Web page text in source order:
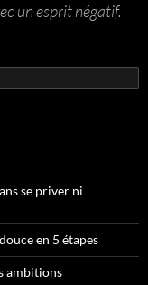
un esprit négatif.
se priver ni
en 5 étapes
ambitions